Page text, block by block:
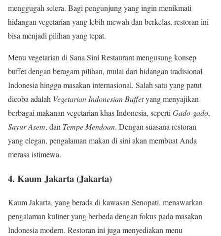
menggugah selera. Bagi pengunjung yang ingin menikmati
hidangan vegetarian yang lebih mewah dan berkelas, restoran ini
bisa menjadi pilihan yang tepat.
Menu vegetarian di Sana Sini Restaurant mengusung konsep
buffet dengan beragam pilihan, mulai dari hidangan tradisional
Indonesia hingga masakan internasional. Salah satu yang patut
dicoba adalah Vegetarian Indonesian Buffetyang menyajikan
berbagai makanan vegetarian khas Indonesia, seperti Gado-gado,
Sayur Asem, dan Tempe Mendoan. Dengan suasana restoran
yang elegan, pengalaman makan di sini akan membuat Anda
merasa istimewa.
4. Kaum Jakarta (Jakarta)
Kaum Jakarta, yang berada di kawasan Senopati, menawarkan
pengalaman kuliner yang berbeda dengan fokus pada masakan
Indonesia modern. Restoran ini juga menyediakan menu